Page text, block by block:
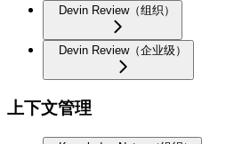
Devin Review（组织）
Devin Review（企业级）
上下文管理